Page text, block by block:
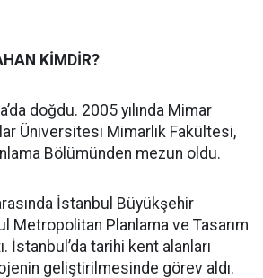
KİMDİR?
doğdu. 2005 yılında Mimar
Üniversitesi Mimarlık Fakültesi,
Bölümünden mezun oldu.
İstanbul Büyükşehir
Metropolitan Planlama ve Tasarım
İstanbul’da tarihi kent alanları
geliştirilmesinde görev aldı.